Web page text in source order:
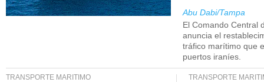
Abu Dabi/Tampa
El Comando Central
anuncia el
tráfico marítimo que
puertos iraníes.
TRANSPORTE MARÍTIMO TRANSPORTE